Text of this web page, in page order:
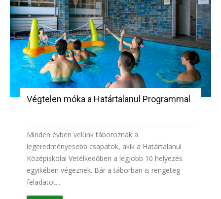
Végtelen móka a Határtalanul Programmal
Minden évben velünk táboroznak a
legeredményesebb csapatok, akik a Határtalanul
Középiskolai Vetélkedőben a legjobb 10 helyezés
egyikében végeznek. Bár a táborban is rengeteg
feladatot...